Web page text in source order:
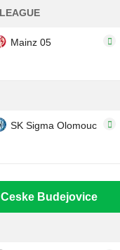
Mainz 05
SK Sigma Olomouc
Budejovice